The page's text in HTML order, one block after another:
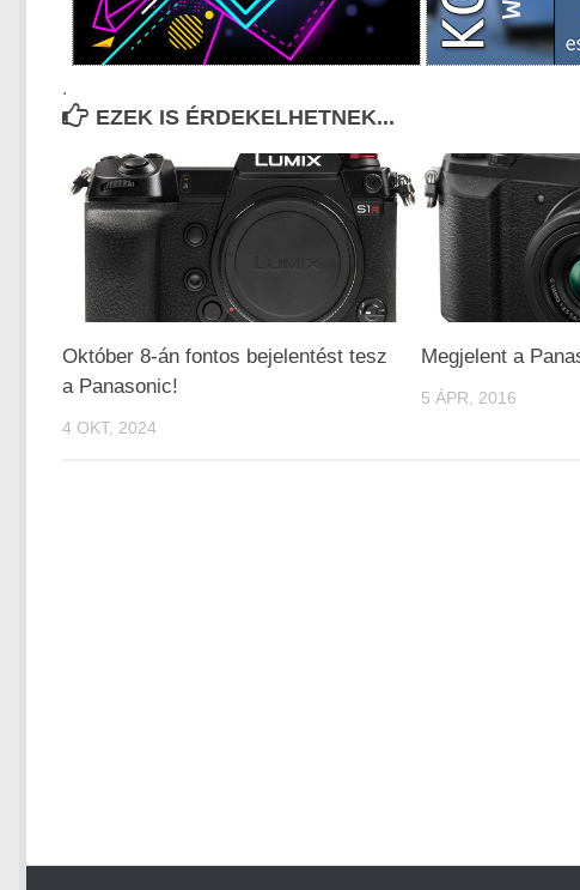
.
EZEK IS ÉRDEKELHETNEK...
Október 8-án fontos bejelentést tesz
a Panasonic!
4 OKT, 2024
Megjelent a
5 ÁPR, 2016